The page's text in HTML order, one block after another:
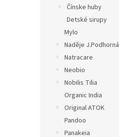
Čínske huby
Detské sirupy
Mylo
Naděje J.Podhorná
Natracare
Neobio
Nobilis Tilia
Organic India
Original ATOK
Pandoo
Panakeia